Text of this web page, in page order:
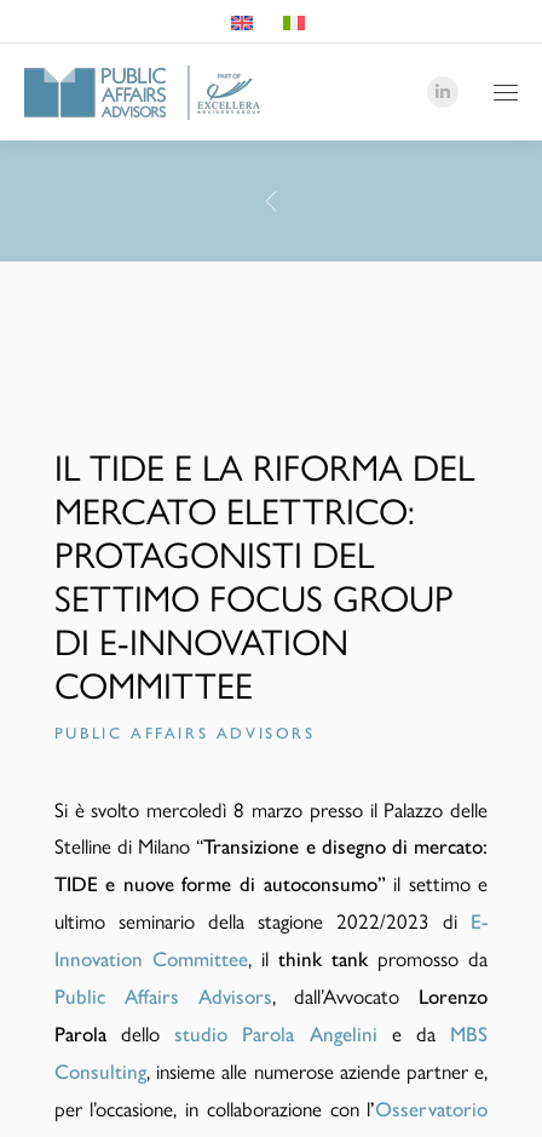
Linkedin
page
window
PAA
IL TIDE E LA RIFORMA DEL
MERCATO ELETTRICO:
PROTAGONISTI DEL
SETTIMO FOCUS GROUP
DI E-INNOVATION
COMMITTEE
PUBLIC AFFAIRS ADVISORS
Si è svolto mercoledì 8 marzo presso il Palazzo delle
Stelline di Milano “Transizione e disegno di mercato:
TIDE e nuove forme di autoconsumo” il settimo e
ultimo seminario della stagione 2022/2023 di E-
Innovation Committee, ilthink tankpromosso da
Public Affairs Advisors, dall’Avvocato
Lorenzo
Paroladellostudio Parola Angelini e da
MBS
Consulting, insieme alle numerose aziende partner e,
per l’occasione, in collaborazione con l’Osservatorio